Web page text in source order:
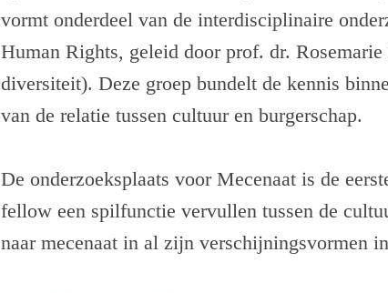
vormt onderdeel van de interdisciplinaire
Human Rights, geleid door prof. dr.
diversiteit). Deze groep bundelt de kennis
van de relatie tussen cultuur en burgerschap.
De onderzoeksplaats voor Mecenaat is de
fellow een spilfunctie vervullen tussen de
naar mecenaat in al zijn verschijningsvormen